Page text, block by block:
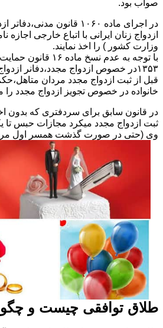
صواب بود.
در اجرای ماده ۱۰۶۰ قانون
ازدواج زنان ایرانی با اتباع خارجی
وزارت کشور ) را اخذ نمایند.
با توجه به عدم نسخ
۱۳۵۳در خصوص ازدواج مجدد،دفانر
قبل از ثبت ازدواج مجدد مردان
خانواده در خصوص تجویز ازدواج مجدد را
در قانون سابق برای سردفتری که بدون
ثبت ازدواج مجدد میکرد مجازات حبس تا
وی (حتی در صورت گذشت همسر اول مرد
طلاق توافقی چیست و